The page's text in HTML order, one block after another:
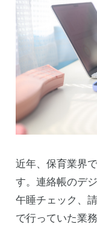
近年、保育業界
す。連絡帳のデ
午睡チェック、
で行っていた業